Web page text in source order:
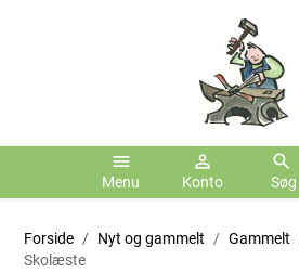
menu
Menu
person_outline
Konto
search
Søg
Forside Nyt og gammelt Gammelt
Skolæste